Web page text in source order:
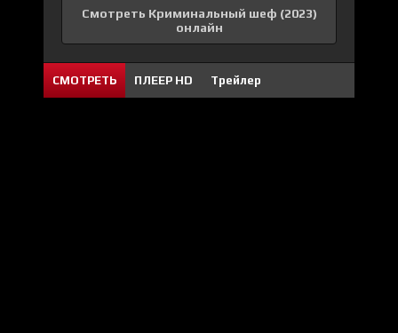
Смотреть Криминальный шеф (2023)
онлайн
СМОТРЕТЬ ПЛЕЕР HD Трейлер